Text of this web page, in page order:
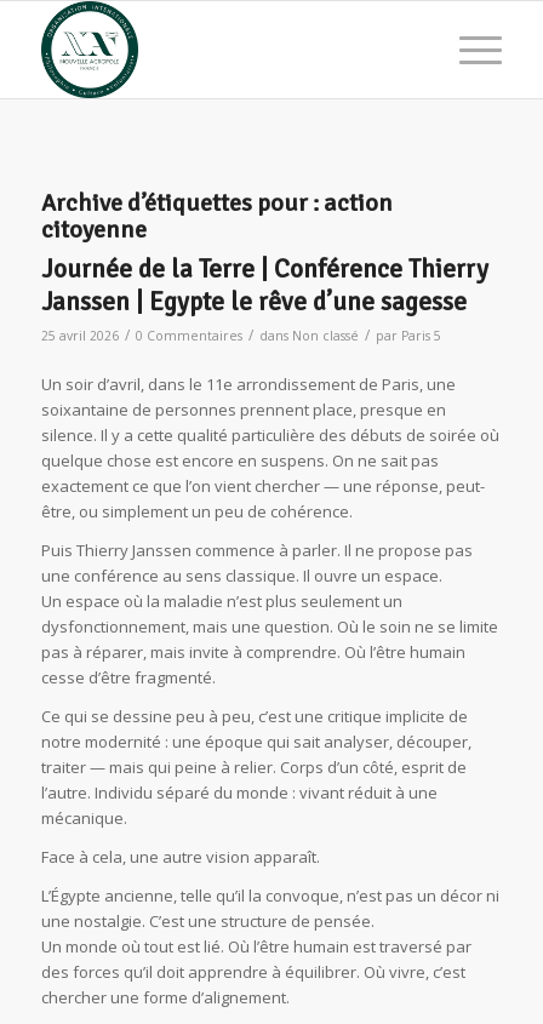
Archive d’étiquettes pour : action
citoyenne
Journée de la Terre | Conférence Thierry
Janssen | Egypte le rêve d’une sagesse
25 avril 2026 / 0 Commentaires / dans Non classé / par Paris 5
Un soir d’avril, dans le 11e arrondissement de Paris, une
soixantaine de personnes prennent place, presque en
silence. Il y a cette qualité particulière des débuts de soirée où
quelque chose est encore en suspens. On ne sait pas
exactement ce que l’on vient chercher — une réponse, peut-
être, ou simplement un peu de cohérence.
Puis Thierry Janssen commence à parler. Il ne propose pas
une conférence au sens classique. Il ouvre un espace.
Un espace où la maladie n’est plus seulement un
dysfonctionnement, mais une question. Où le soin ne se limite
pas à réparer, mais invite à comprendre. Où l’être humain
cesse d’être fragmenté.
Ce qui se dessine peu à peu, c’est une critique implicite de
notre modernité : une époque qui sait analyser, découper,
traiter — mais qui peine à relier. Corps d’un côté, esprit de
l’autre. Individu séparé du monde : vivant réduit à une
mécanique.
Face à cela, une autre vision apparaît.
L’Égypte ancienne, telle qu’il la convoque, n’est pas un décor ni
une nostalgie. C’est une structure de pensée.
Un monde où tout est lié. Où l’être humain est traversé par
des forces qu’il doit apprendre à équilibrer. Où vivre, c’est
chercher une forme d’alignement.